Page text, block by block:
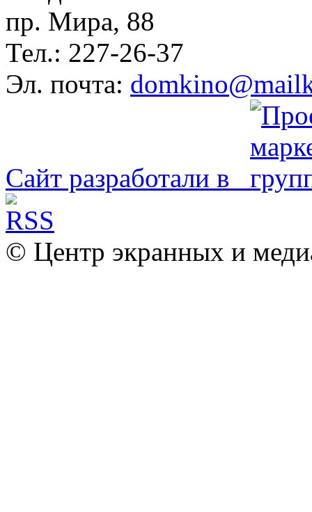
пр. Мира, 88
Тел.: 227-26-37
Эл. почта:
Сайт разработали в
© Центр экранных и